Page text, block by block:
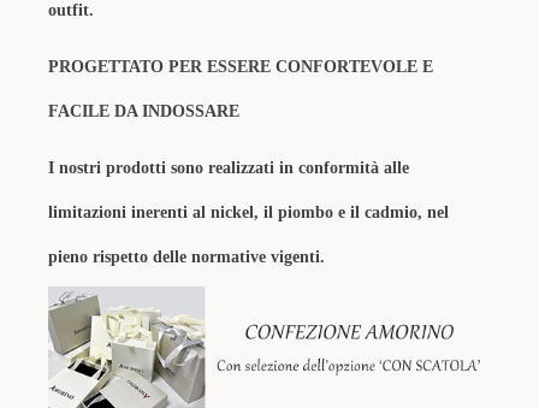
outfit.
PROGETTATO PER ESSERE CONFORTEVOLE E
FACILE DA INDOSSARE
I nostri prodotti sono realizzati in conformità alle
limitazioni inerenti al nickel, il piombo e il cadmio, nel
pieno rispetto delle normative vigenti.